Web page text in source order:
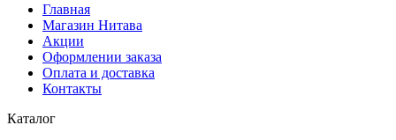
Главная
Магазин Нитава
Акции
Оформлении заказа
Оплата и доставка
Контакты
Каталог